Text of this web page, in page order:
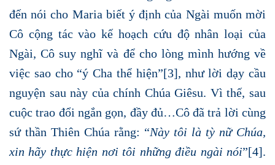
đến nói cho Maria biết ý định của Ngài muốn mời
Cô cộng tác vào kế hoạch cứu độ nhân loại của
Ngài, Cô suy nghĩ và để cho lòng mình hướng về
việc sao cho “ý Cha thể hiện”[3], như lời dạy cầu
nguyện sau này của chính Chúa Giêsu. Vì thế, sau
cuộc trao đổi ngắn gọn, đầy đủ…Cô đã trả lời cùng
sứ thần Thiên Chúa rằng: “Này tôi là tỳ nữ Chúa,
xin hãy thực hiện nơi tôi những điều ngài nói”[4].